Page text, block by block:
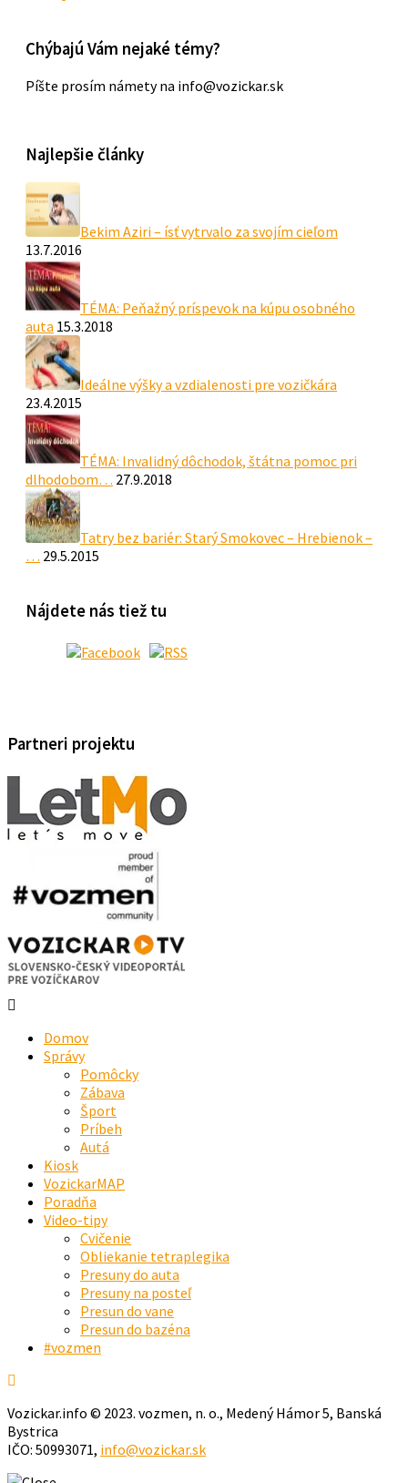
Chýbajú Vám nejaké témy?
Píšte prosím námety na info@vozickar.sk
Najlepšie články
Bekim Aziri – ísť vytrvalo za svojím cieľom
13.7.2016
TÉMA: Peňažný príspevok na kúpu osobného
auta 15.3.2018
Ideálne výšky a vzdialenosti pre vozičkára
23.4.2015
TÉMA: Invalidný dôchodok, štátna pomoc pri
dlhodobom… 27.9.2018
Tatry bez bariér: Starý Smokovec – Hrebienok –
… 29.5.2015
Nájdete nás tiež tu
Partneri projektu
Domov
Správy
Pomôcky
Zábava
Šport
Príbeh
Autá
Kiosk
VozickarMAP
Poradňa
Video-tipy
Cvičenie
Obliekanie tetraplegika
Presuny do auta
Presuny na posteľ
Presun do vane
Presun do bazéna
#vozmen
Vozickar.info © 2023. vozmen, n. o., Medený Hámor 5, Banská
Bystrica
IČO: 50993071, info@vozickar.sk